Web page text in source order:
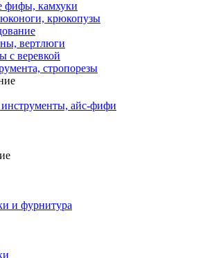
фифы, камхуки
крюкопузы
вертлюги
с веревкой
стропорезы
айс-фифи
и фурнитура